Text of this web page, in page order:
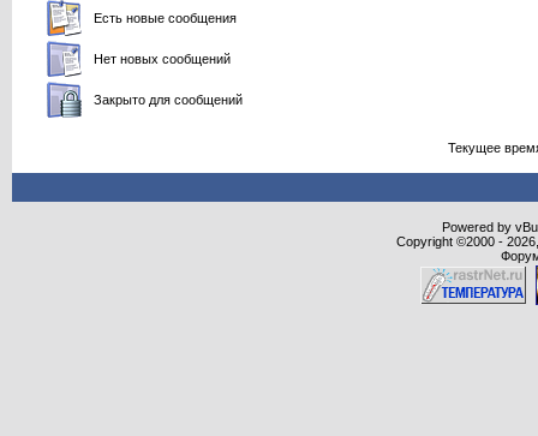
Есть новые сообщения
Нет новых сообщений
Закрыто для сообщений
Текущее
Powered by
Copyright ©2000 -